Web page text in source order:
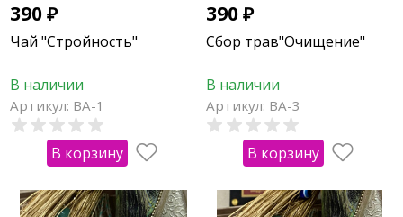
390₽
Чай "Стройность"
В наличии
Артикул: ВА-1
В корзину
390₽
Сбор трав"Очищение"
В наличии
Артикул: ВА-3
В корзину